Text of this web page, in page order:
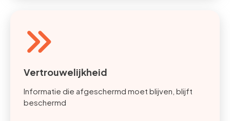
Vertrouwelijkheid
Informatie die afgeschermd moet blijven, blijft
beschermd